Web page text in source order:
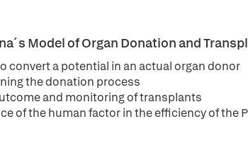
Model of Organ Donation and
convert a potential in an actual organ donor
the donation process
and monitoring of transplants
of the human factor in the efficiency of the